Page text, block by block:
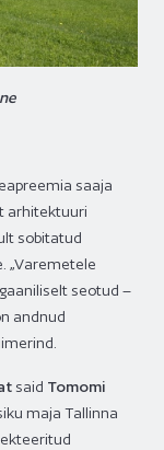
saaja
arhitektuuri
sobitatud
„Varemetele
seotud –
andnud
said Tomomi
maja Tallinna